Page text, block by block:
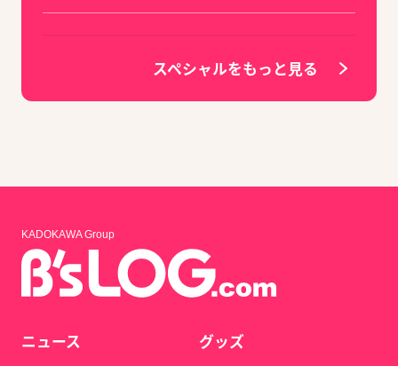
スペシャルをもっと見る
KADOKAWA Group
ニュース
グッズ